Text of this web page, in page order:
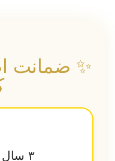
✨ ضمانت
۳ سال ضمانت کیفیت